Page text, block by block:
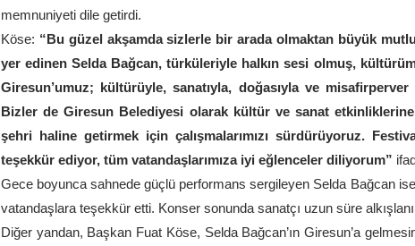
memnuniyeti dile getirdi.
Köse: “Bu güzel akşamda sizlerle bir arada olmaktan büyük
yer edinen Selda Bağcan, türküleriyle halkın sesi olmuş,
Giresun’umuz; kültürüyle, sanatıyla, doğasıyla ve
Bizler de Giresun Belediyesi olarak kültür ve sanat
şehri haline getirmek için çalışmalarımızı sürdürüyoruz.
teşekkür ediyor, tüm vatandaşlarımıza iyi eğlenceler diliyorum”
Gece boyunca sahnede güçlü performans sergileyen Selda Bağcan
vatandaşlara teşekkür etti. Konser sonunda sanatçı uzun süre
Diğer yandan, Başkan Fuat Köse, Selda Bağcan’ın Giresun’a